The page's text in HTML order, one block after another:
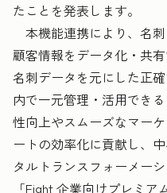
たことを発表します。
本機能連携により、名
顧客情報をデータ化・共
名刺データを元にした正
内で一元管理・活用でき
性向上やスムーズなマー
ートの効率化に貢献し、
タルトランスフォーメー
「Eight 企業向けプレミ